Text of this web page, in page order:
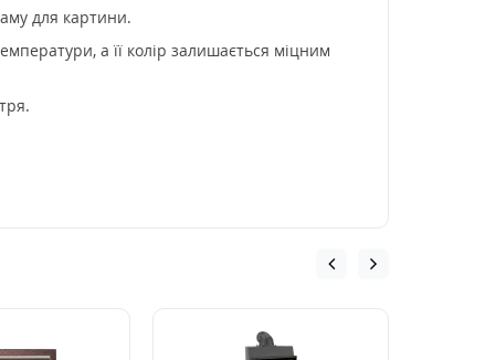
для картини.
а її колір залишається міцним